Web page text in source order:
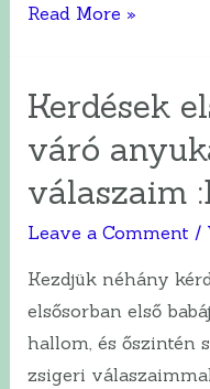
Tudomány
–
a
(nem)véresen
komoly
valóság,
első
rész
😀
Read More »
Kerdések
váró
válaszaim
Leave a Comment /
Kezdjük néhány
elsősorban első
hallom, és őszintén
zsigeri